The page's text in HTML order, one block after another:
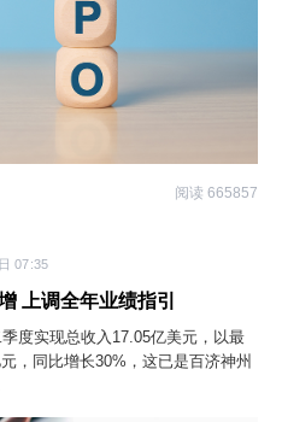
阅读 665857
07:35
上调全年业绩指引
度实现总收入17.05亿美元，以最
，同比增长30%，这已是百济神州